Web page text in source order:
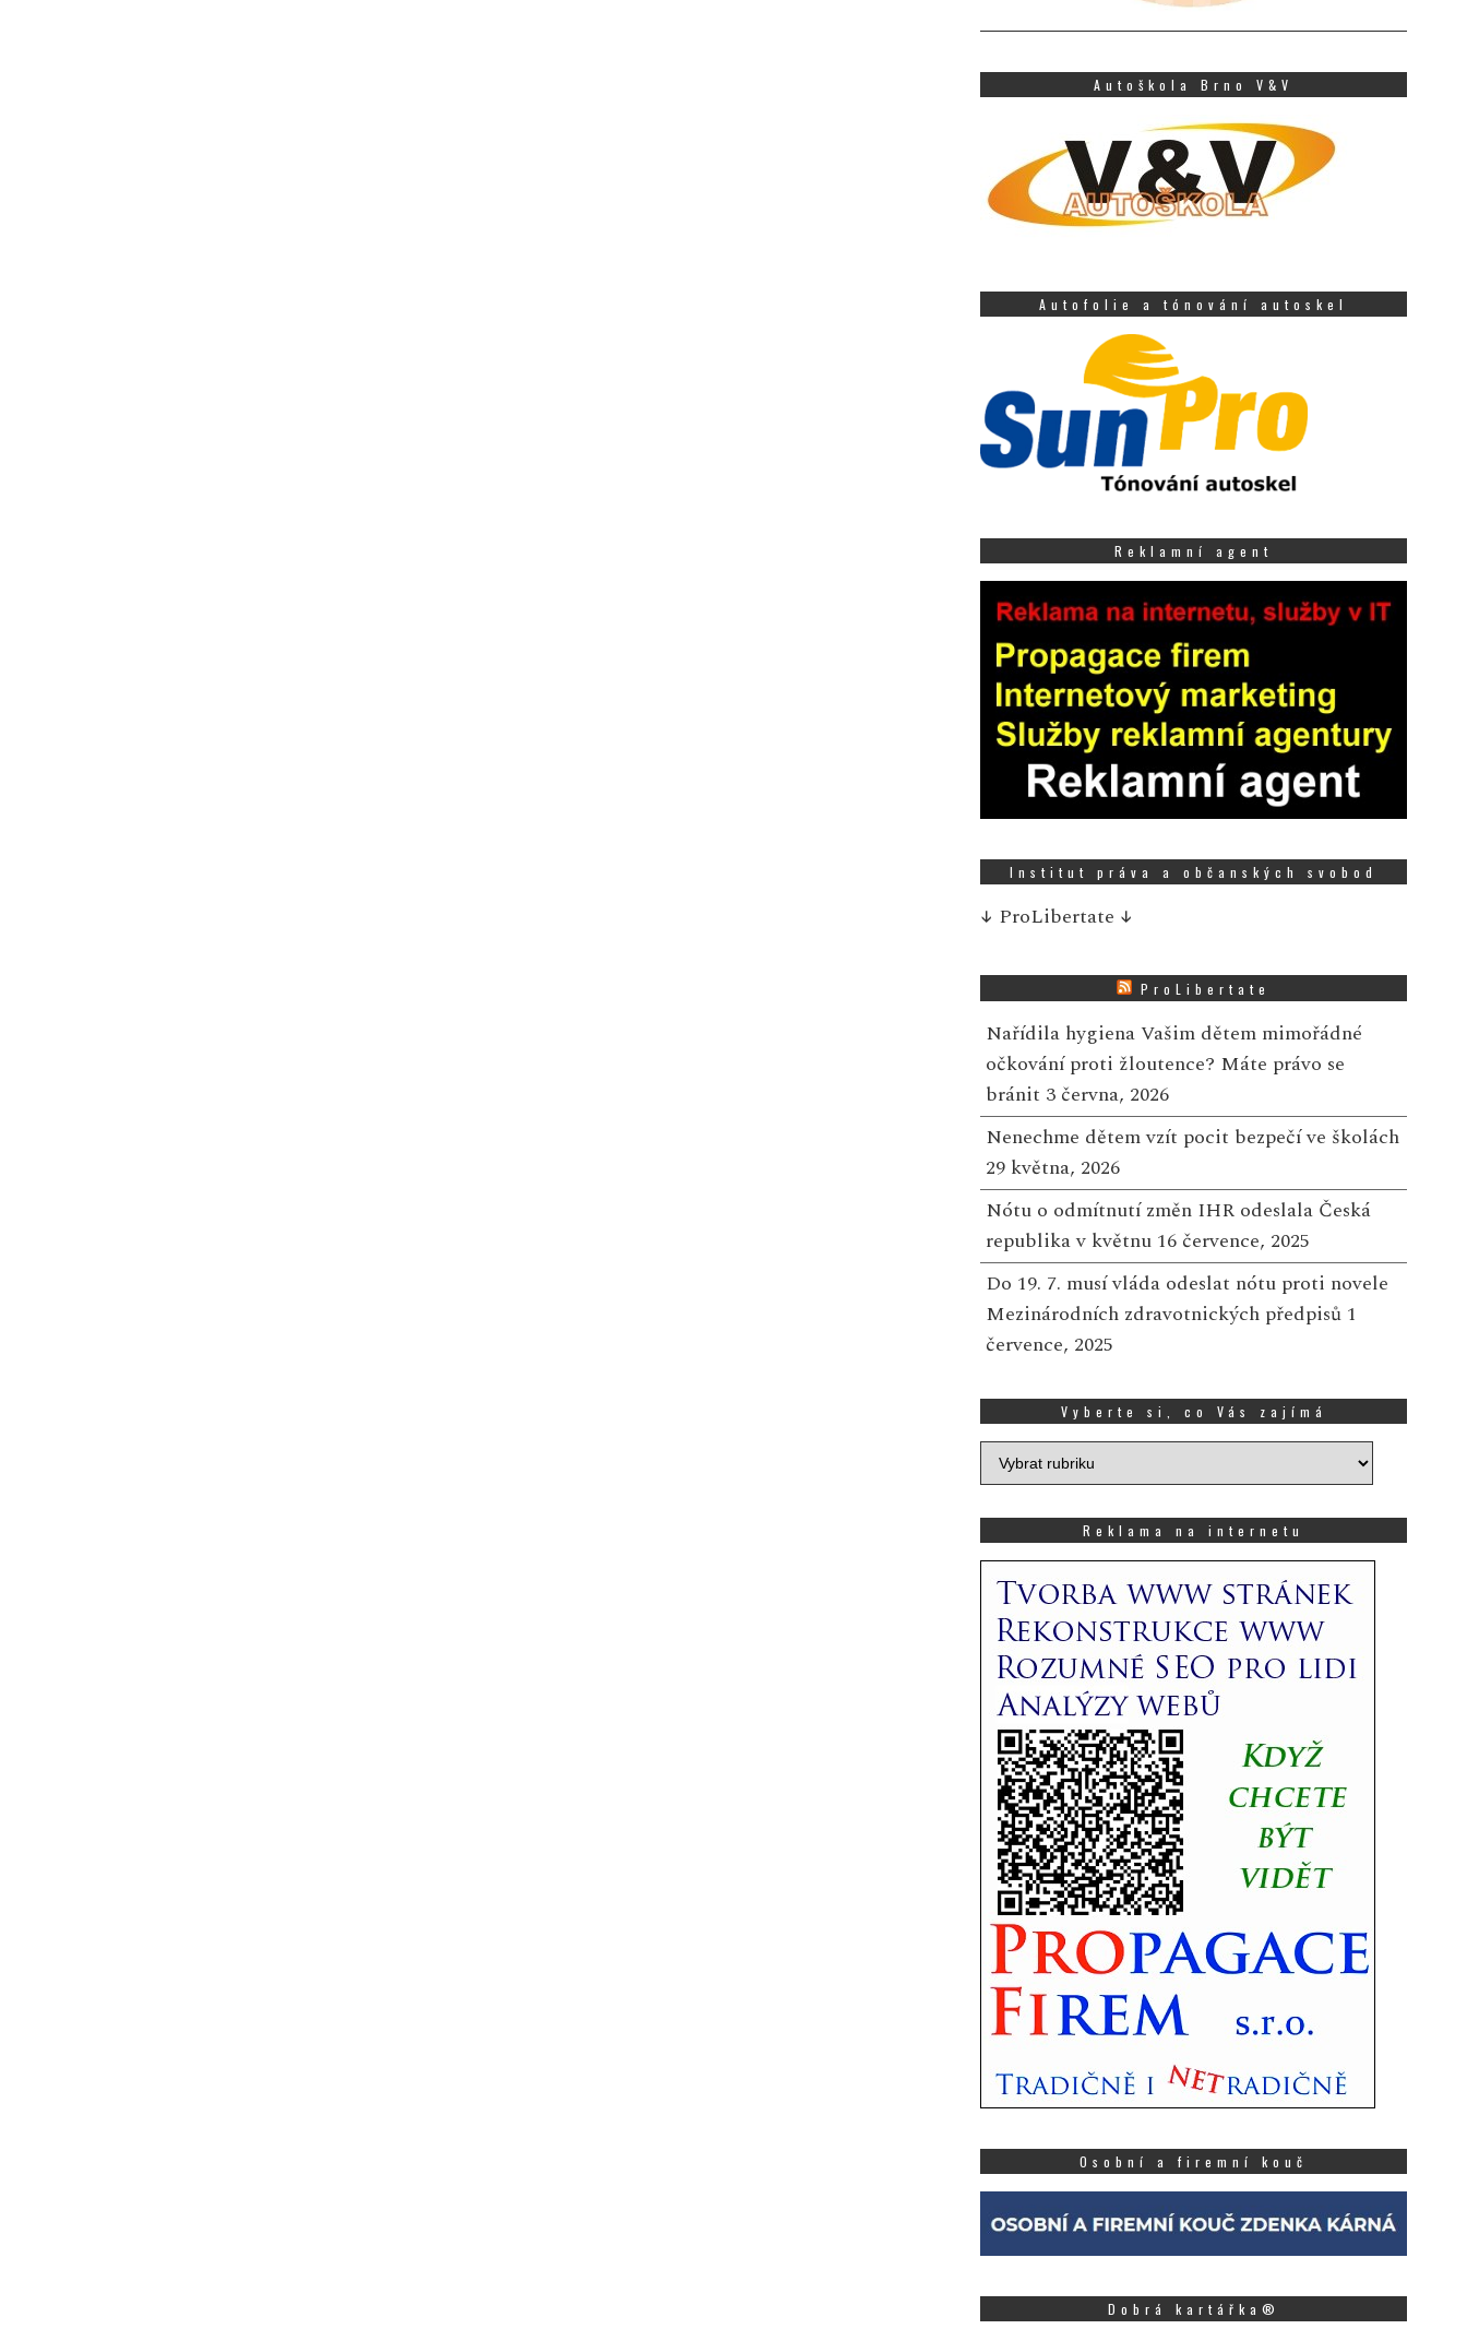
Autoškola Brno V&V
Autofolie a tónování autoskel
Reklamní agent
Institut práva a občanských svobod
↓ ProLibertate ↓
ProLibertate
Nařídila hygiena Vašim dětem mimořádné
očkování proti žloutence? Máte právo se
bránit 3 června, 2026
Nenechme dětem vzít pocit bezpečí ve školách
29 května, 2026
Nótu o odmítnutí změn IHR odeslala Česká
republika v květnu 16 července, 2025
Do 19. 7. musí vláda odeslat nótu proti novele
Mezinárodních zdravotnických předpisů 1
července, 2025
Vyberte si, co Vás zajímá
Vyberte
si,
zajímá
Reklama na internetu
Osobní a firemní kouč
Dobrá kartářka®